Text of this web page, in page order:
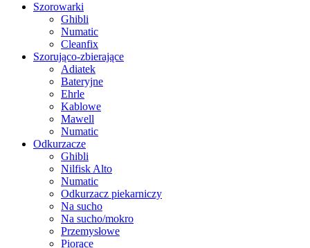
Szorowarki
Ghibli
Numatic
Cleanfix
Szorująco-zbierające
Adiatek
Bateryjne
Ehrle
Kablowe
Mawell
Numatic
Odkurzacze
Ghibli
Nilfisk Alto
Numatic
Odkurzacz piekarniczy
Na sucho
Na sucho/mokro
Przemysłowe
Piorące